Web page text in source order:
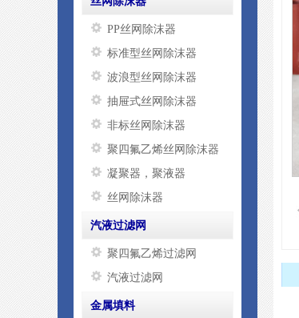
PP丝网除沫器
标准型丝网除沫器
波浪型丝网除沫器
抽屉式丝网除沫器
非标丝网除沫器
聚四氟乙烯丝网除沫器
凝聚器，聚液器
丝网除沫器
汽液过滤网
聚四氟乙烯过滤网
汽液过滤网
金属填料